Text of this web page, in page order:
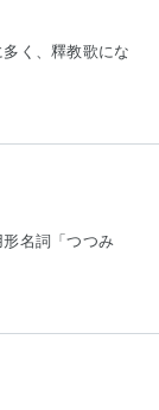
く、釋教歌にな
名詞「つつみ